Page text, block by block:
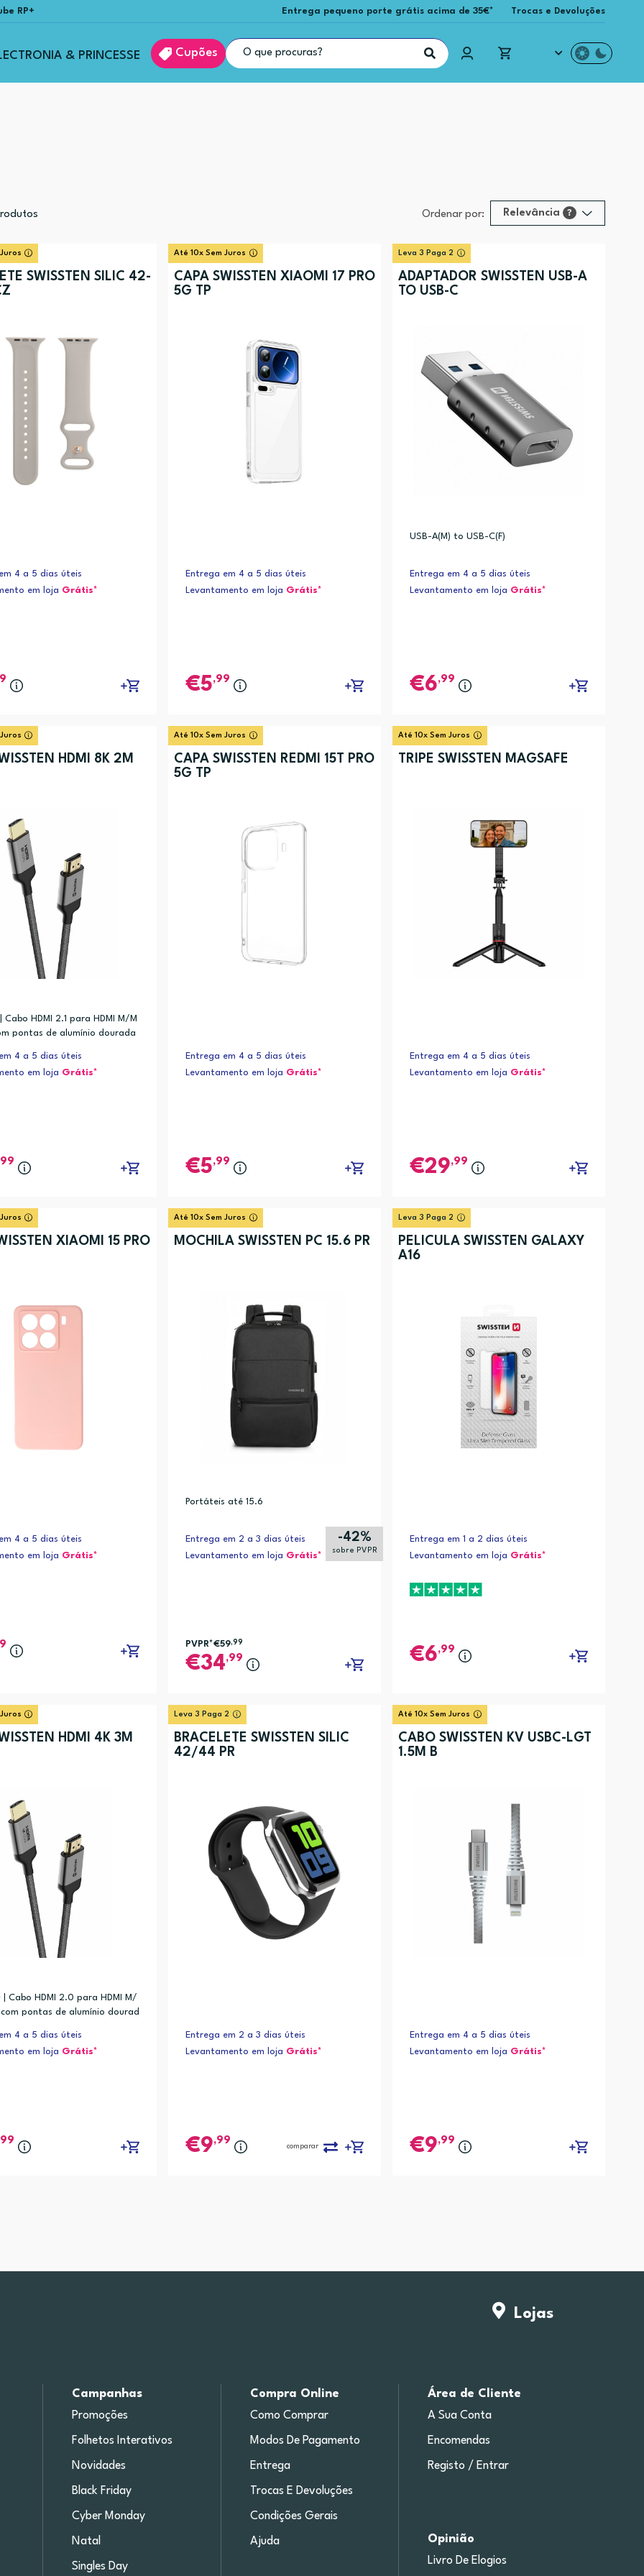
RP+ Entrega pequeno porte grátis acima de 35€* Trocas e Devoluções
& PRINCESSE Cupões
2, Apple Watch Series 3, Apple Watch Series 4, Apple Watch Series 5, Apple Watch Series 6 (9)
Ordenar por: Relevância ?
SWISSTEN SILIC 42-
4 a 5 dias úteis
em loja Grátis*
Até 10x Sem Juros
CAPA SWISSTEN XIAOMI 17 PRO
5G TP
Entrega em 4 a 5 dias úteis
Levantamento em loja Grátis*
5,99
Leva 3 Paga 2
ADAPTADOR SWISSTEN USB-A
TO USB-C
USB-A(M) to USB-C(F)
Entrega em 4 a 5 dias úteis
Levantamento em loja Grátis*
6,99
HDMI 8K 2M
| Cabo HDMI 2.1 para HDMI M/M
pontas de alumínio dourada
48GB/s.
4 a 5 dias úteis
em loja Grátis*
Até 10x Sem Juros
CAPA SWISSTEN REDMI 15T PRO
5G TP
Entrega em 4 a 5 dias úteis
Levantamento em loja Grátis*
5,99
Até 10x Sem Juros
TRIPÉ SWISSTEN MAGSAFE
Entrega em 4 a 5 dias úteis
Levantamento em loja Grátis*
29,99
XIAOMI 15 PRO
4 a 5 dias úteis
em loja Grátis*
Até 10x Sem Juros
MOCHILA SWISSTEN PC 15.6 PR
Portáteis até 15.6
Entrega em 2 a 3 dias úteis
Levantamento em loja Grátis*
-42%
sobre PVPR
PVPR*€59,99
34,99
Leva 3 Paga 2
PELICULA SWISSTEN GALAXY
A16
Entrega em 1 a 2 dias úteis
Levantamento em loja Grátis*
6,99
HDMI 4K 3M
| Cabo HDMI 2.0 para HDMI M/
com pontas de alumínio dourad
18GB/s.
4 a 5 dias úteis
em loja Grátis*
Leva 3 Paga 2
BRACELETE SWISSTEN SILIC
42/44 PR
Entrega em 2 a 3 dias úteis
Levantamento em loja Grátis*
9,99
comparar
Até 10x Sem Juros
CABO SWISSTEN KV USBC-LGT
1.5M B
Entrega em 4 a 5 dias úteis
Levantamento em loja Grátis*
9,99
Lojas
Campanhas
Promoções
Folhetos Interativos
Novidades
Black Friday
Cyber Monday
Natal
Singles Day
Compra Online
Como Comprar
Modos De Pagamento
Entrega
Trocas E Devoluções
Condições Gerais
Ajuda
Área de Cliente
A Sua Conta
Encomendas
Registo / Entrar
Opinião
Livro De Elogios